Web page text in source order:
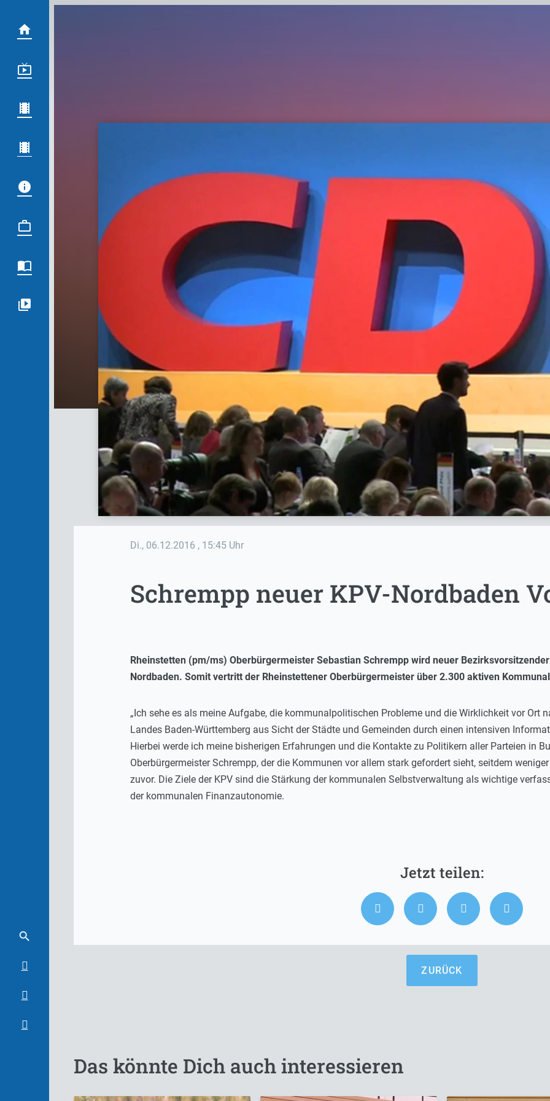
Di., 06.12.2016 , 15:45 Uhr
Schrempp neuer KPV-Nordbaden
Rheinstetten (pm/ms) Oberbürgermeister Sebastian Schrempp wird neuer
Nordbaden. Somit vertritt der Rheinstettener Oberbürgermeister über 2.300 aktiven
„Ich sehe es als meine Aufgabe, die kommunalpolitischen Probleme und die Wirklichkeit vor Ort
Landes Baden-Württemberg aus Sicht der Städte und Gemeinden durch einen intensiven
Hierbei werde ich meine bisherigen Erfahrungen und die Kontakte zu Politikern aller Parteien in
Oberbürgermeister Schrempp, der die Kommunen vor allem stark gefordert sieht, seitdem
zuvor. Die Ziele der KPV sind die Stärkung der kommunalen Selbstverwaltung als wichtige
der kommunalen Finanzautonomie.
ZURÜCK
Das könnte Dich auch interessieren